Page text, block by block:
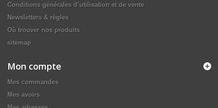
Conditions générales d’utilisation et de vente
Newsletters & règles
Où trouver nos produits
sitemap
Mon compte
Mes commandes
Mes avoirs